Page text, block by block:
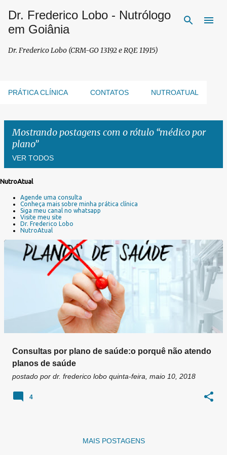
Pular para o conteúdo principal
Dr. Frederico Lobo - Nutrólogo
em Goiânia
Dr. Frederico Lobo (CRM-GO 13192 e RQE 11915)
PRÁTICA CLÍNICA CONTATOS NUTROATUAL
Mostrando postagens com o rótulo médico por
plano
VER TODOS
g
NutroAtual
Agende uma consulta
Conheça mais sobre minha prática clínica
Siga meu canal no whatsapp
Visite meu site
Dr. Frederico Lobo
NutroAtual
Consultas por plano de saúde:o porquê não atendo
planos de saúde
postado por dr. frederico lobo quinta-feira, maio 10, 2018
4
MAIS POSTAGENS